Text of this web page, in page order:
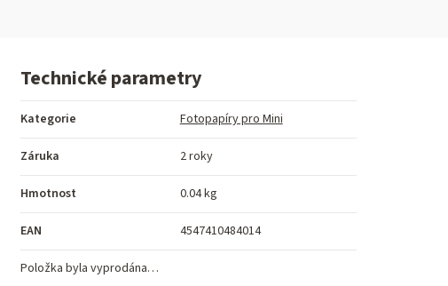
Technické parametry
Kategorie Fotopapíry pro Mini
Záruka 2 roky
Hmotnost 0.04 kg
EAN 4547410484014
Položka byla vyprodána…